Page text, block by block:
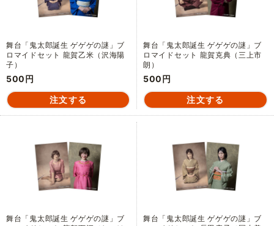
舞台「鬼太郎誕生 ゲゲゲの謎」ブ
ロマイドセット 龍賀乙米（沢海陽
子）
500円
舞台「鬼太郎誕生 ゲゲゲの謎」ブ
ロマイドセット 龍賀克典（三上市
朗）
500円
舞台「鬼太郎誕生 ゲゲゲの謎」ブ
舞台「鬼太郎誕生 ゲゲゲの謎」ブ